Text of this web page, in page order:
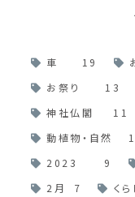
車 19
お祭り
13
神社仏閣
11
動植物・自然
2023
9
2月
7 くら